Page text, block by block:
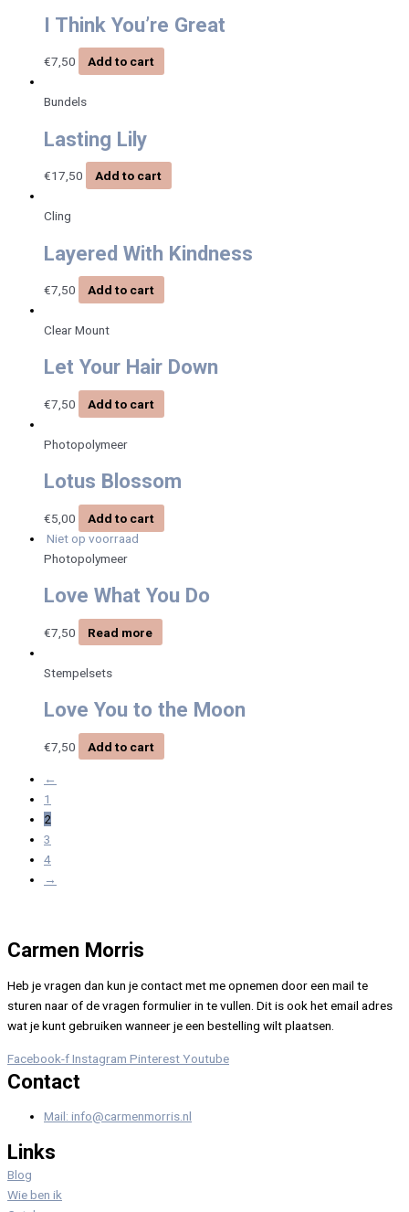
I Think You’re Great
€7,50 Add to cart
Bundels
Lasting Lily
€17,50 Add to cart
Cling
Layered With Kindness
€7,50 Add to cart
Clear Mount
Let Your Hair Down
€7,50 Add to cart
Photopolymeer
Lotus Blossom
€5,00
Add to cart
Niet op voorraad
Photopolymeer
Love What You Do
€7,50 Read more
Stempelsets
Love You to the Moon
€7,50 Add to cart
←
1
2
3
4
→
Carmen Morris
Heb je vragen dan kun je contact met me opnemen door een mail te
sturen naar of de vragen formulier in te vullen. Dit is ook het email adres
wat je kunt gebruiken wanneer je een bestelling wilt plaatsen.
Facebook-fInstagram PinterestYoutube
Contact
Mail: info@carmenmorris.nl
Links
Blog
Wie ben ik